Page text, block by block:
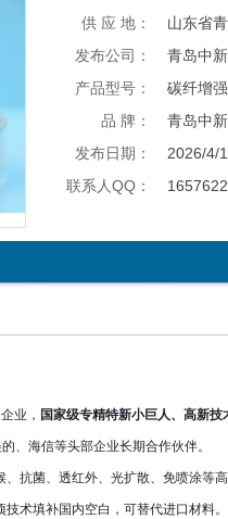
供 应 地：
山东省
发布公司：
青岛中
产品型号：
碳纤增
品 牌：
青岛中
发布日期：
2026/4/
联系人QQ：
业， 国家级专精特新小巨人、高新技
、海信等头部企业长期合作伙伴。
抗菌、透红外、光扩散、免喷涂等
术填补国内空白，可替代进口材料。